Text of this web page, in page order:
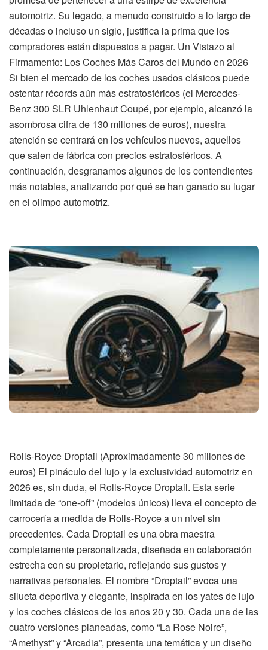
automotriz. Su legado, a menudo construido a lo largo de
décadas o incluso un siglo, justifica la prima que los
compradores están dispuestos a pagar. Un Vistazo al
Firmamento: Los Coches Más Caros del Mundo en 2026
Si bien el mercado de los coches usados clásicos puede
ostentar récords aún más estratosféricos (el Mercedes-
Benz 300 SLR Uhlenhaut Coupé, por ejemplo, alcanzó la
asombrosa cifra de 130 millones de euros), nuestra
atención se centrará en los vehículos nuevos, aquellos
que salen de fábrica con precios estratosféricos. A
continuación, desgranamos algunos de los contendientes
más notables, analizando por qué se han ganado su lugar
en el olimpo automotriz.
Rolls-Royce Droptail (Aproximadamente 30 millones de
euros) El pináculo del lujo y la exclusividad automotriz en
2026 es, sin duda, el Rolls-Royce Droptail. Esta serie
limitada de “one-off” (modelos únicos) lleva el concepto de
carrocería a medida de Rolls-Royce a un nivel sin
precedentes. Cada Droptail es una obra maestra
completamente personalizada, diseñada en colaboración
estrecha con su propietario, reflejando sus gustos y
narrativas personales. El nombre “Droptail” evoca una
silueta deportiva y elegante, inspirada en los yates de lujo
y los coches clásicos de los años 20 y 30. Cada una de las
cuatro versiones planeadas, como “La Rose Noire”,
“Amethyst” y “Arcadia”, presenta una temática y un diseño